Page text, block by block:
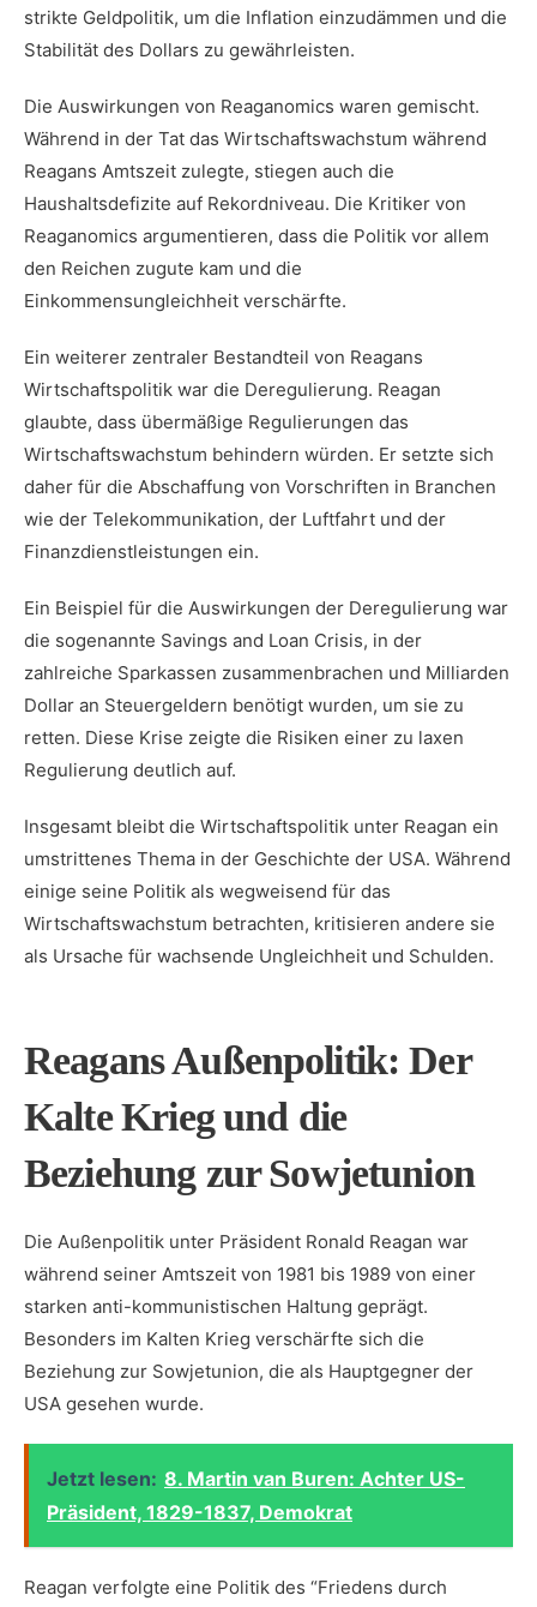
strikte Geldpolitik,​ um die Inflation ​einzudämmen und​ die
Stabilität des Dollars zu gewährleisten.
Die Auswirkungen von Reaganomics waren gemischt.
Während in der Tat⁣ das ⁣Wirtschaftswachstum während
Reagans Amtszeit zulegte, stiegen auch die
Haushaltsdefizite auf Rekordniveau. Die⁢ Kritiker von
Reaganomics⁢ argumentieren, dass die Politik ‍vor allem
den Reichen zugute kam ‍und die
Einkommensungleichheit verschärfte.
Ein ​weiterer zentraler Bestandteil von‌ Reagans
Wirtschaftspolitik war die Deregulierung. Reagan
glaubte,‌ dass übermäßige Regulierungen⁤ das
Wirtschaftswachstum behindern würden. Er setzte sich
daher für die Abschaffung von Vorschriften in Branchen
wie der ‌Telekommunikation, ⁤der Luftfahrt und der ​
Finanzdienstleistungen ein.
Ein Beispiel‌ für die⁤ Auswirkungen der Deregulierung war
die sogenannte Savings and Loan Crisis, in der⁤
zahlreiche Sparkassen zusammenbrachen und ‍Milliarden
Dollar an‍ Steuergeldern benötigt wurden, um sie zu
retten. Diese Krise zeigte die Risiken einer zu laxen
Regulierung deutlich auf.
Insgesamt⁢ bleibt‌ die Wirtschaftspolitik unter‌ Reagan ‌ein
umstrittenes Thema in der Geschichte der USA. Während
einige seine Politik als wegweisend für das⁣
Wirtschaftswachstum betrachten, kritisieren ‌andere sie
als Ursache für wachsende ​Ungleichheit und Schulden.
Reagans Außenpolitik: Der
Kalte⁣ Krieg ⁤und die
Beziehung zur⁤ Sowjetunion
Die Außenpolitik unter Präsident Ronald ‌Reagan war
‌während seiner Amtszeit von 1981 bis 1989 von einer
starken ‍anti-kommunistischen Haltung geprägt.
Besonders im Kalten Krieg verschärfte⁢ sich die ​
Beziehung zur Sowjetunion, die als Hauptgegner der
USA gesehen wurde.
Jetzt lesen: 8. Martin van Buren: Achter US-
Präsident, 1829-1837, Demokrat
Reagan verfolgte eine Politik des “Friedens durch